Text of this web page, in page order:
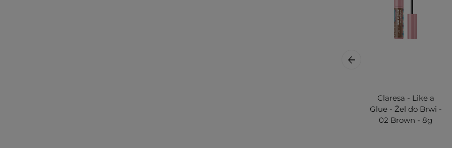
Claresa - Like a
Glue - Żel do Brwi -
02 Brown - 8g